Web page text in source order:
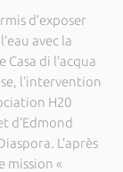
d’exposer
avec la
di l’acqua
l’intervention
H20
d’Edmond
L’après
mission «